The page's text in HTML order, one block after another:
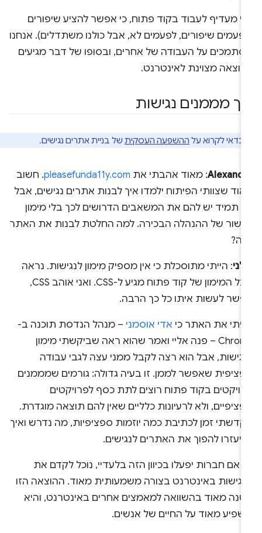
מעדיף לעבוד בקוד פתוח, כי אפשר להציע שיפורים
שיפורים, לפעמים לא, אבל כולנו משתדלים). אנחנו
על העבודה של אחרים, ובסופו של דבר מגיעים
מצוינת לאינטרנט.
מממנים נגישות
כדאי לקרוא עלההשפעה העסקיתשל בניית אתרים נגישים.
: מאוד אהבתי אתpleasefunda11y.com. חשוב
שצוותי הפיתוח ילמדו איך לבנות אתרים נגישים, אבל
תמיד יש להם את המשאבים הדרושים לכך בלי מימון
של ההנהלה הבכירה. למה החלטת לבנות את האתר
: הייתי מתוסכלת כי אין מספיק מימון לנגישות. נראה
שכל המימון של קוד פתוח מגיע ל-CSS. ואני אוהב CSS,
לעשות איתו כל כך הרבה.
את האתר כיאדי אוסמני– מנהל הנדסת תוכנה ב-
Chrome – פנה אליי ואמר שהוא ראה שביקשתי מימון
אבל הוא רצה לקבל ממני עצה לגבי עבודה
שאפשר לממן. זו בעיה גדולה: גורמים שמממנים
בקוד פתוח רוצים לתת כסף לפרויקטים
ולא לרעיונות כלליים שאין להם תוצאה מוגדרת.
זמן לכתיבת כמה יוזמות ספציפיות, מה נדרש ואיך
יעזרו להפוך את האתרים לנגישים.
אם חברות יפעלו בכיוון הזה בלעדיי, נוכל לקדם את
באינטרנט בצורה משמעותית מאוד. ההוצאה הזו
מאוד בהשוואה למאמצים אחרים באינטרנט, והיא
מאוד על החיים של אנשים.